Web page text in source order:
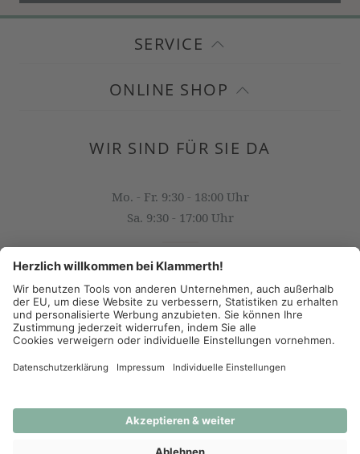
SERVICE
ONLINE SHOP
WIR SIND FÜR SIE DA
Mo. - Fr. 9:30 - 18:00 Uhr
Sa. 9:30 - 17:00 Uhr
OFFICE@KLAMMERTH.AT
+43 316 825 618 0
(c) 2026 - J.K. Klammerth, Josef Hahns Erben KG